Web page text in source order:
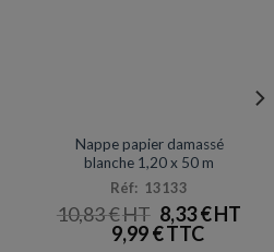
Promotion
Nappe papier damassé
blanche 1,20 x 50 m
Réf: 13133
10,83€
LE
PRIX
INITIAL
8,33€
9,99€